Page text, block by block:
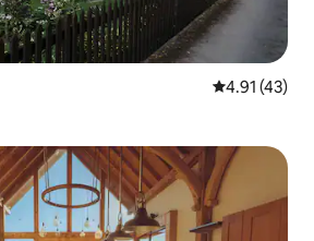
平均评分
4.91 (43)